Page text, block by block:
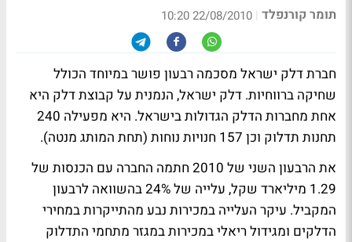
תומר קורנפלד |
22/08/2010 10:20
חברת דלק ישראל מסכמה רבעון פושר במיוחד הכולל
שחיקה ברווחיות. דלק ישראל, הנמנית על קבוצת דלק היא
אחת מחברות הדלק הגדולות בישראל. היא מפעילה 240
תחנות תדלוק וכן 157 חנויות נוחות (תחת המותג מנטה).
את הרבעון השני של 2010 חתמה החברה עם הכנסות של
1.29 מיליארד שקל, עלייה של 24% בהשוואה לרבעון
המקביל. עיקר העלייה במכירות נבע מהתייקרות במחירי
הדלקים ומגידול ריאלי במכירות במגזר מתחמי התדלוק